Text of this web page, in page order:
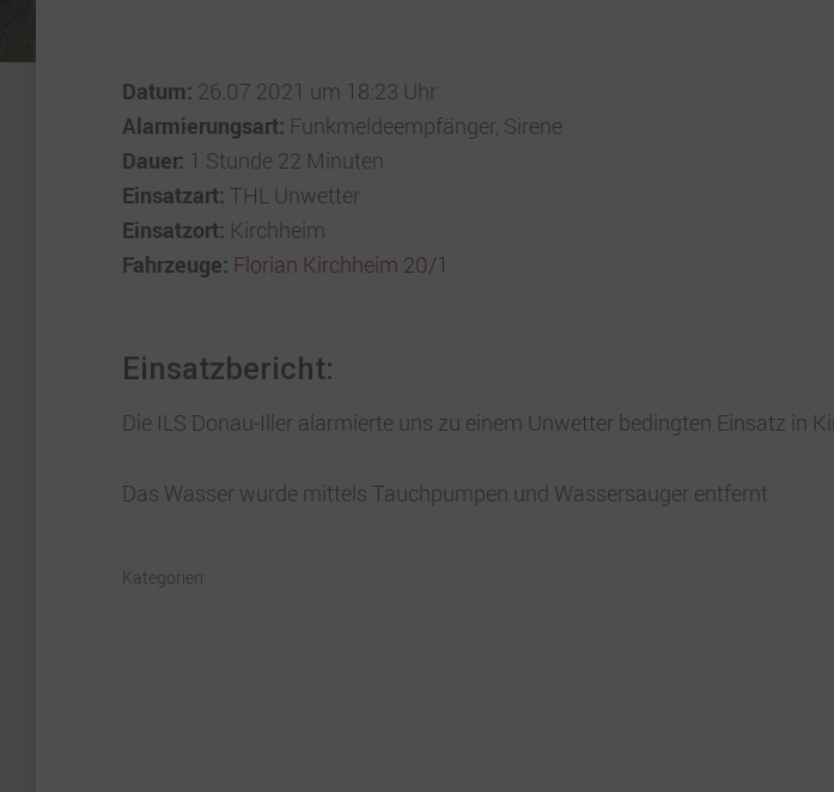
Datum: 26.07.2021 um 18:23 Uhr
Alarmierungsart: Funkmeldeempfänger, Sirene
Dauer: 1 Stunde 22 Minuten
Einsatzart: THL Unwetter
Einsatzort: Kirchheim
Fahrzeuge: Florian Kirchheim 20/1
Einsatzbericht:
Die ILS Donau-Iller alarmierte uns zu einem Unwetter bedingten Einsatz in
Das Wasser wurde mittels Tauchpumpen und Wassersauger entfernt.
Kategorien: